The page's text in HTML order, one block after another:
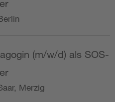
(m/w/d) als SOS-
Merzig